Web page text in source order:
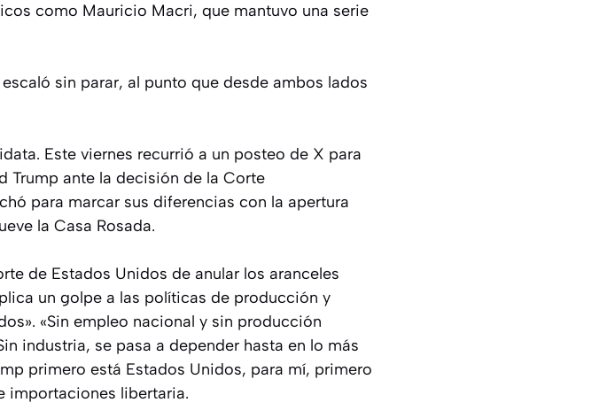
como Mauricio Macri, que mantuvo una serie
sin parar, al punto que desde ambos lados
Este viernes recurrió a un posteo de X para
Trump ante la decisión de la Corte
para marcar sus diferencias con la apertura
la Casa Rosada.
de Estados Unidos de anular los aranceles
un golpe a las políticas de producción y
«Sin empleo nacional y sin producción
industria, se pasa a depender hasta en lo más
primero está Estados Unidos, para mí, primero
importaciones libertaria.